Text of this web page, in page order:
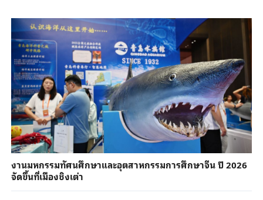
งานมหกรรมทัศนศึกษาและอุตสาหกรรมการศึกษาจีน ปี 2026
จัดขึ้นที่เมืองชิงเต่า